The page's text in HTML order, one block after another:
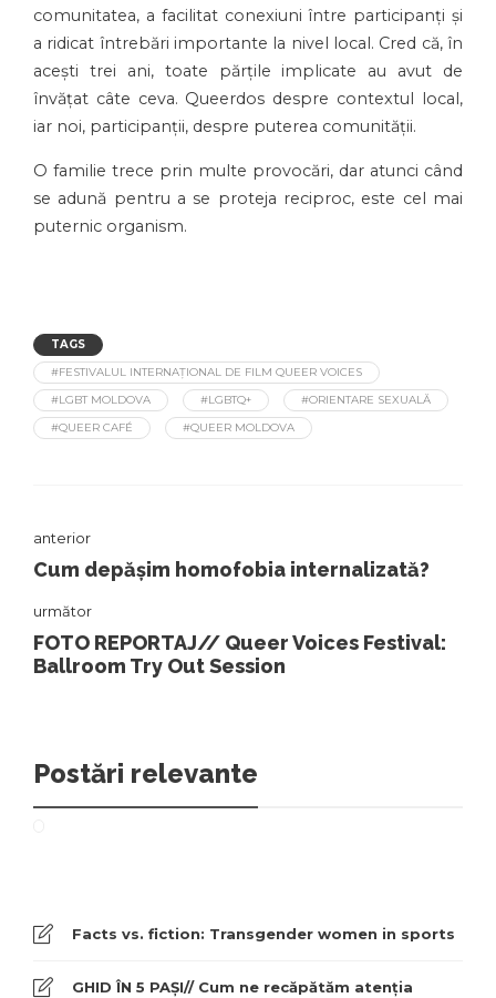
comunitatea, a facilitat conexiuni între participanți și
a ridicat întrebări importante la nivel local. Cred că, în
acești trei ani, toate părțile implicate au avut de
învățat câte ceva. Queerdos despre contextul local,
iar noi, participanții, despre puterea comunității.
O familie trece prin multe provocări, dar atunci când
se adună pentru a se proteja reciproc, este cel mai
puternic organism.
TAGS
#FESTIVALUL INTERNAȚIONAL DE FILM QUEER VOICES
#LGBT MOLDOVA
#LGBTQ+
#ORIENTARE SEXUALĂ
#QUEER CAFÉ
#QUEER MOLDOVA
anterior
Cum depășim homofobia internalizată?
următor
FOTO REPORTAJ// Queer Voices Festival:
Ballroom Try Out Session
Postări relevante
Facts vs. fiction: Transgender women in sports
GHID ÎN 5 PAȘI// Cum ne recăpătăm atenția